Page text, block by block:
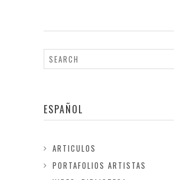
ESPAÑOL
ARTICULOS
PORTAFOLIOS ARTISTAS